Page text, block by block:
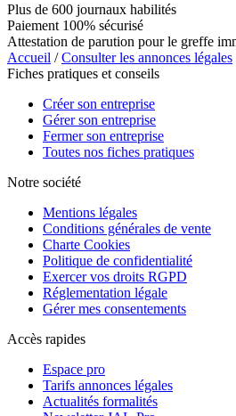
Plus de 600 journaux habilités
Paiement 100% sécurisé
Attestation de parution pour le greffe
Accueil /Consulter les annonces légales
Fiches pratiques et conseils
Créer son entreprise
Gérer son entreprise
Fermer son entreprise
Toutes nos fiches pratiques
Notre société
Mentions légales
Conditions générales de vente
Charte Cookies
Politique de confidentialité
Exercer vos droits RGPD
Réglementation légale
Gérer mes consentements
Accès rapides
Espace pro
Tarifs annonces légales
Actualités formalités